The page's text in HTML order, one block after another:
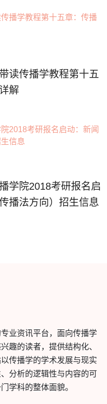
读传播学教程第十五
解
学院2018考研报名启
播法方向）招生信息
业资讯平台，面向传播学
趣的读者，提供结构化、
传播学的学术发展与现实
分析的逻辑性与内容的可
学科的整体面貌。